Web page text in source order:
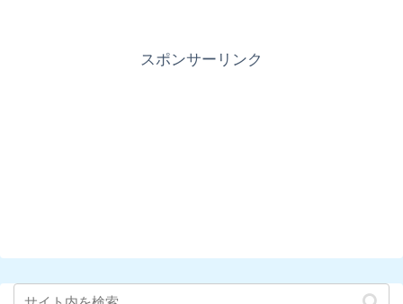
スポンサーリンク